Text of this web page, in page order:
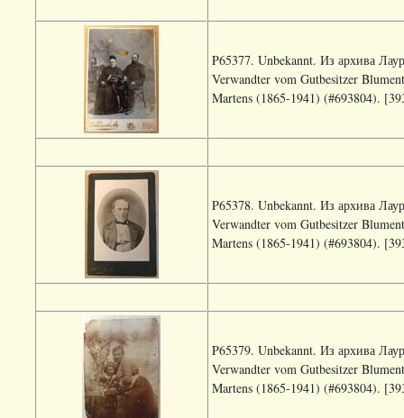
P65377. Unbekannt. Из архива
Verwandter vom Gutbesitzer
Martens (1865-1941) (#693804).
P65378. Unbekannt. Из архива
Verwandter vom Gutbesitzer
Martens (1865-1941) (#693804).
P65379. Unbekannt. Из архива
Verwandter vom Gutbesitzer
Martens (1865-1941) (#693804).